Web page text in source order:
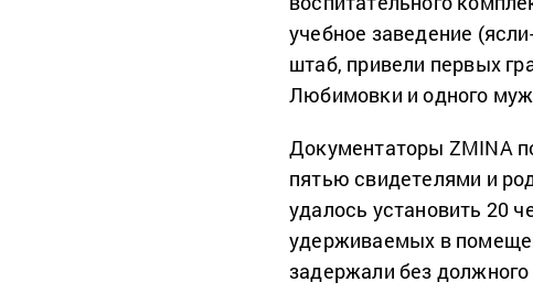
учебное заведение
штаб, привели первых
Любимовки и одного
Документаторы ZMINA
пятью свидетелями и
удалось установить 20
удерживаемых в
задержали без